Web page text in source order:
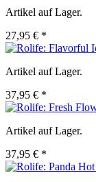
Artikel auf Lager.
27,95 € *
Artikel auf Lager.
37,95 € *
Artikel auf Lager.
37,95 € *